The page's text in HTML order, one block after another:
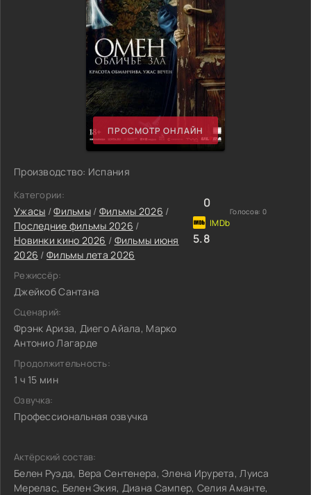
ПРОСМОТР ОНЛАЙН
Производство: Испания
Категории:
Ужасы /Фильмы/ Фильмы 2026 /
Последние фильмы 2026 /
Новинки кино 2026 / Фильмы июня
2026 / Фильмы лета 2026
Режиссёр:
Джейкоб Сантана
Сценарий:
Фрэнк Ариза, Диего Айала, Марко
Антонио Лагарде
Продолжительность:
1 ч 15 мин
Озвучка:
Профессиональная озвучка
0
Голосов: 0
5.8
Актёрский состав:
Белен Руэда, Вера Сентенера, Элена Ирурета, Луиса
Мерелас, Белен Экия, Диана Сампер, Селия Аманте,